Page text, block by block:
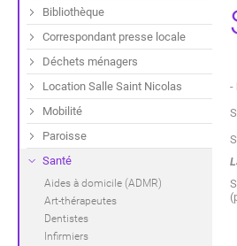
-
Bibliothèque
Correspondant presse locale
Déchets ménagers
Location Salle Saint Nicolas
Mobilité
Paroisse
Santé
Aides à domicile (ADMR)
Art-thérapeutes
Dentistes
Infirmiers